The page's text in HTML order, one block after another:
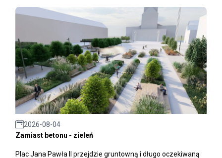
2026-08-04
Zamiast betonu - zieleń
Plac Jana Pawła II przejdzie gruntowną i długo oczekiwaną